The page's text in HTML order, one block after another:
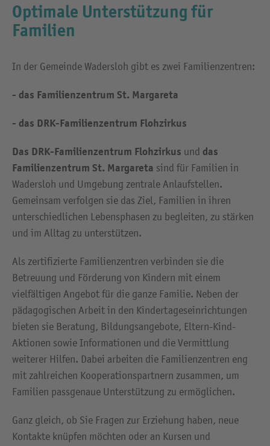
Optimale Unterstützung für
Familien
In der Gemeinde Wadersloh gibt es zwei Familienzentren:
- das Familienzentrum St. Margareta
- das DRK-Familienzentrum Flohzirkus
Das DRK-Familienzentrum Flohzirkus und das
Familienzentrum St. Margareta sind für Familien in
Wadersloh und Umgebung zentrale Anlaufstellen.
Gemeinsam verfolgen sie das Ziel, Familien in ihren
unterschiedlichen Lebensphasen zu begleiten, zu stärken
und im Alltag zu unterstützen.
Als zertifizierte Familienzentren verbinden sie die
Betreuung und Förderung von Kindern mit einem
vielfältigen Angebot für die ganze Familie. Neben der
pädagogischen Arbeit in den Kindertageseinrichtungen
bieten sie Beratung, Bildungsangebote, Eltern-Kind-
Aktionen sowie Informationen und die Vermittlung
weiterer Hilfen. Dabei arbeiten die Familienzentren eng
mit zahlreichen Kooperationspartnern zusammen, um
Familien passgenaue Unterstützung zu ermöglichen.
Ganz gleich, ob Sie Fragen zur Erziehung haben, neue
Kontakte knüpfen möchten oder an Kursen und